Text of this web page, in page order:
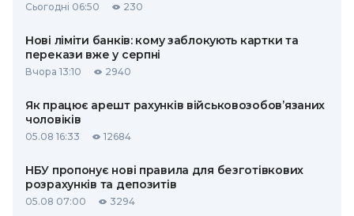
Сьогодні 06:50 230
Нові ліміти банків: кому заблокують картки та
перекази вже у серпні
Вчора 13:10 2940
Як працює арешт рахунків військовозобов’язаних
чоловіків
05.08 16:33 12684
НБУ пропонує нові правила для безготівкових
розрахунків та депозитів
05.08 07:00 3294